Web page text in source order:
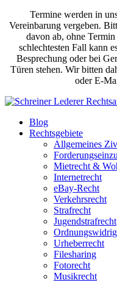
Termine werden in
Vereinbarung vergeben.
davon ab, ohne
schlechtesten Fall kann
Besprechung oder bei
Türen stehen. Wir bitten
oder E-
Blog
Rechtsgebiete
Allgemeines
Mietrecht &
Internetrecht
eBay-Recht
Verkehrsrecht
Strafrecht
Jugendstrafrecht
Urheberrecht
Filesharing
Fotorecht
Musikrecht